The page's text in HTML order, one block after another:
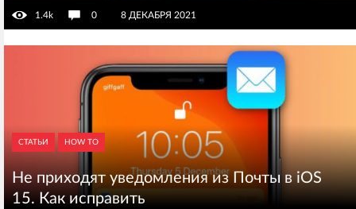
1.4k 0 8 ДЕКАБРЯ 2021
СТАТЬИ HOW TO
Не приходят уведомления из Почты в iOS
15. Как исправить